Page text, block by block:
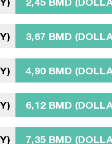
3,67 BMD
4,90 BMD
6,12 BMD
7,35 BMD